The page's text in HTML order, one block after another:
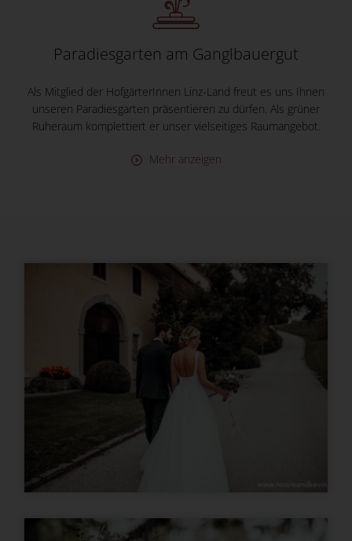
Paradiesgarten am Ganglbauergut
Als Mitglied der HofgärterInnen Linz-Land freut es uns Ihnen
unseren Paradiesgarten präsentieren zu dürfen. Als grüner
Ruheraum komplettiert er unser vielseitiges Raumangebot.
Mehr anzeigen